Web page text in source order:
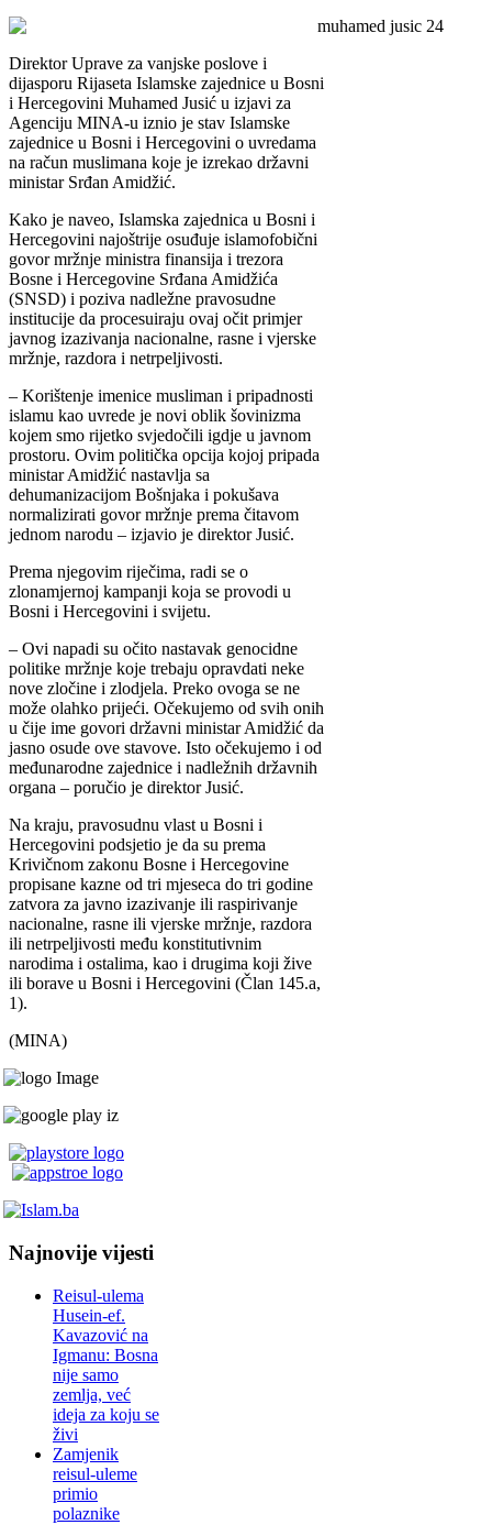
Direktor Uprave za vanjske poslove i
dijasporu Rijaseta Islamske zajednice u Bosni
i Hercegovini Muhamed Jusić u izjavi za
Agenciju MINA-u iznio je stav Islamske
zajednice u Bosni i Hercegovini o uvredama
na račun muslimana koje je izrekao državni
ministar Srđan Amidžić.
Kako je naveo, Islamska zajednica u Bosni i
Hercegovini najoštrije osuđuje islamofobični
govor mržnje ministra finansija i trezora
Bosne i Hercegovine Srđana Amidžića
(SNSD) i poziva nadležne pravosudne
institucije da procesuiraju ovaj očit primjer
javnog izazivanja nacionalne, rasne i vjerske
mržnje, razdora i netrpeljivosti.
– Korištenje imenice musliman i pripadnosti
islamu kao uvrede je novi oblik šovinizma
kojem smo rijetko svjedočili igdje u javnom
prostoru. Ovim politička opcija kojoj pripada
ministar Amidžić nastavlja sa
dehumanizacijom Bošnjaka i pokušava
normalizirati govor mržnje prema čitavom
jednom narodu – izjavio je direktor Jusić.
Prema njegovim riječima, radi se o
zlonamjernoj kampanji koja se provodi u
Bosni i Hercegovini i svijetu.
– Ovi napadi su očito nastavak genocidne
politike mržnje koje trebaju opravdati neke
nove zločine i zlodjela. Preko ovoga se ne
može olahko prijeći. Očekujemo od svih onih
u čije ime govori državni ministar Amidžić da
jasno osude ove stavove. Isto očekujemo i od
međunarodne zajednice i nadležnih državnih
organa – poručio je direktor Jusić.
Na kraju, pravosudnu vlast u Bosni i
Hercegovini podsjetio je da su prema
Krivičnom zakonu Bosne i Hercegovine
propisane kazne od tri mjeseca do tri godine
zatvora za javno izazivanje ili raspirivanje
nacionalne, rasne ili vjerske mržnje, razdora
ili netrpeljivosti među konstitutivnim
narodima i ostalima, kao i drugima koji žive
ili borave u Bosni i Hercegovini (Član 145.a,
1).
(MINA)
Najnovije vijesti
Reisul-ulema
Husein-ef.
Kavazović na
Igmanu: Bosna
nije samo
zemlja, već
ideja za koju se
živi
Zamjenik
reisul-uleme
primio
polaznike